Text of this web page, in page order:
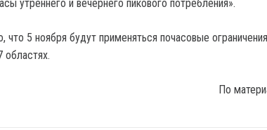
утреннего и вечернего пикового потребления».
5 ноября будут применяться почасовые ограничения
областях.
По